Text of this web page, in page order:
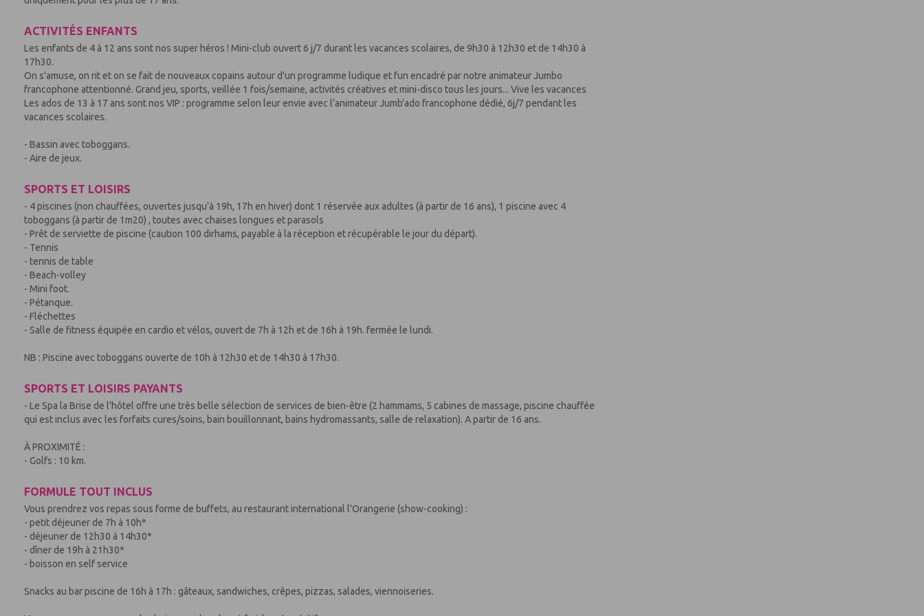
ACTIVITÉS ENFANTS
Les enfants de 4 à 12 ans sont nos super héros ! Mini-club ouvert 6 j/7 durant les vacances scolaires, de 9h30 à 12h30 et de 14h30 à
17h30.
On s'amuse, on rit et on se fait de nouveaux copains autour d'un programme ludique et fun encadré par notre animateur Jumbo
francophone attentionné. Grand jeu, sports, veillée 1 fois/semaine, activités créatives et mini-disco tous les jours... Vive les vacances
Les ados de 13 à 17 ans sont nos VIP : programme selon leur envie avec l'animateur Jumb'ado francophone dédié, 6j/7 pendant les
vacances scolaires.
- Bassin avec toboggans.
- Aire de jeux.
SPORTS ET LOISIRS
- 4 piscines (non chauffées, ouvertes jusqu'à 19h, 17h en hiver) dont 1 réservée aux adultes (à partir de 16 ans), 1 piscine avec 4
toboggans (à partir de 1m20) , toutes avec chaises longues et parasols
- Prêt de serviette de piscine (caution 100 dirhams, payable à la réception et récupérable le jour du départ).
- Tennis
- tennis de table
- Beach-volley
- Mini foot.
- Pétanque.
- Fléchettes
- Salle de fitness équipée en cardio et vélos, ouvert de 7h à 12h et de 16h à 19h. fermée le lundi.
NB : Piscine avec toboggans ouverte de 10h à 12h30 et de 14h30 à 17h30.
SPORTS ET LOISIRS PAYANTS
- Le Spa la Brise de l'hôtel offre une très belle sélection de services de bien-être (2 hammams, 5 cabines de massage, piscine chauffée
qui est inclus avec les forfaits cures/soins, bain bouillonnant, bains hydromassants, salle de relaxation). A partir de 16 ans.
À PROXIMITÉ :
- Golfs : 10 km.
FORMULE TOUT INCLUS
Vous prendrez vos repas sous forme de buffets, au restaurant international l'Orangerie (show-cooking) :
- petit déjeuner de 7h à 10h*
- déjeuner de 12h30 à 14h30*
- dîner de 19h à 21h30*
- boisson en self service
Snacks au bar piscine de 16h à 17h : gâteaux, sandwiches, crêpes, pizzas, salades, viennoiseries.